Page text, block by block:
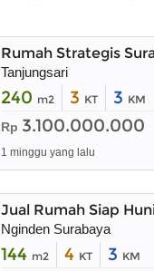
Rumah Strategis
Tanjungsari
240 m2 3 KT 3 KM
Rp 3.100.000.000
1 minggu yang lalu
Jual Rumah Siap
Nginden Surabaya
144 m2 4 KT 3 KM